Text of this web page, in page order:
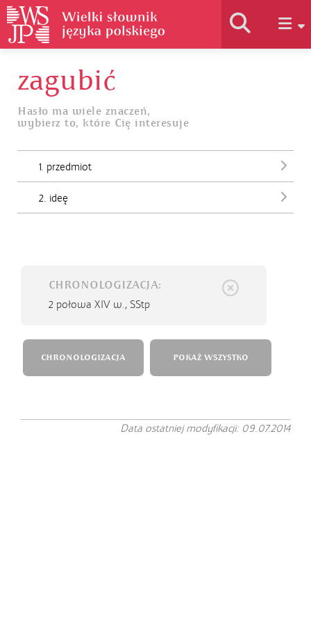
Historia słownika
Jak korzystać
zagubić
Hasło ma wiele znaczeń,
wybierz to, które Cię interesuje
1. przedmiot
2. ideę
CHRONOLOGIZACJA:
2 połowa XIV w., SStp
CHRONOLOGIZACJA POKAŻ WSZYSTKO
Data ostatniej modyfikacji: 09.07.2014